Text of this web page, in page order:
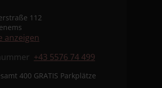
112
anzeigen
+43 5576 74 499
400 GRATIS Parkplätze